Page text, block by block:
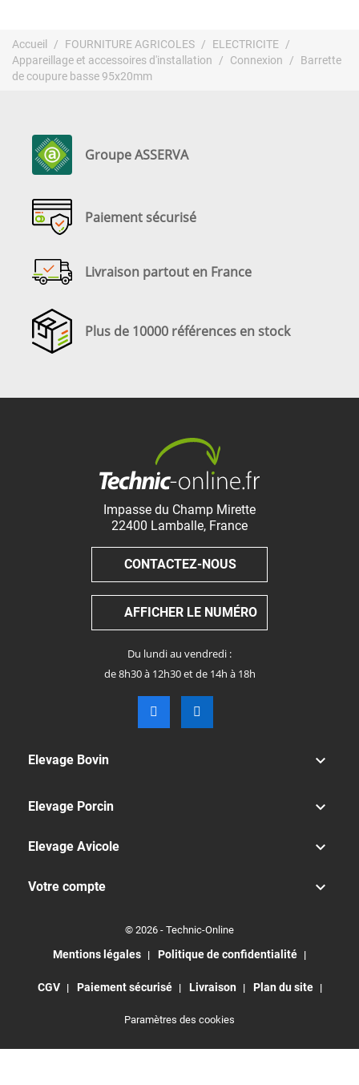
Accueil FOURNITURE AGRICOLES
ELECTRICITE
Appareillage et accessoires d'installation
Connexion
Barrette
de coupure basse 95x20mm
Groupe ASSERVA
Paiement sécurisé
Livraison partout en France
Plus de 10000 références en stock
Impasse du Champ Mirette
22400 Lamballe, France
CONTACTEZ-NOUS
AFFICHER LE NUMÉRO
Du lundi au vendredi :
de 8h30 à 12h30 et de 14h à 18h
Elevage Bovin 
Elevage Porcin 
Elevage Avicole 
Votre compte 
© 2026 - Technic-Online
Mentions légales Politique de confidentialité
CGV Paiement sécurisé Livraison Plan du site
Paramètres des cookies